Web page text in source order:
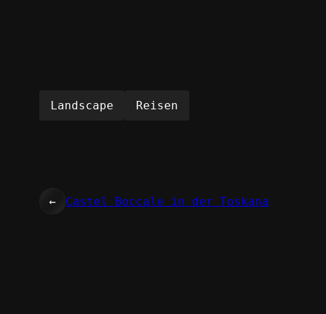
Landscape Reisen
← Castel Boccale in der Toskana